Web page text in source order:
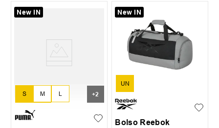
New IN
S M L
XL
+2
New IN
UN
Bolso Reebok